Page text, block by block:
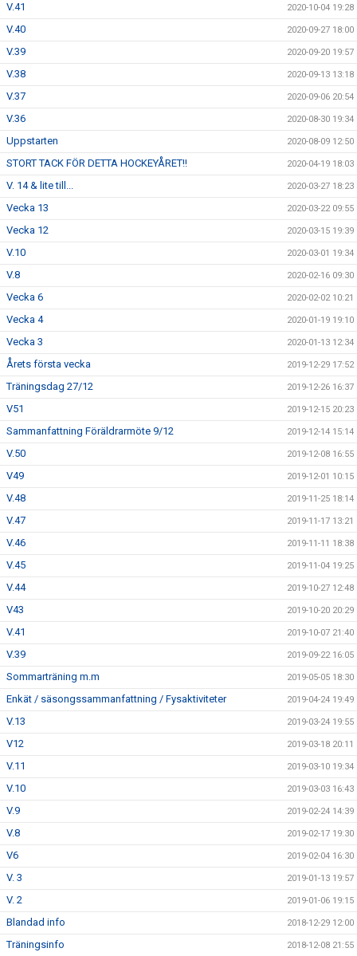
V.41 2020-10-04 19:28
V.40 2020-09-27 18:00
V.39 2020-09-20 19:57
V.38 2020-09-13 13:18
V.37 2020-09-06 20:54
V.36 2020-08-30 19:34
Uppstarten 2020-08-09 12:50
STORT TACK FÖR DETTA HOCKEYÅRET!! 2020-04-19 18:03
V. 14 & lite till... 2020-03-27 18:23
Vecka 13 2020-03-22 09:55
Vecka 12 2020-03-15 19:39
V.10 2020-03-01 19:34
V.8 2020-02-16 09:30
Vecka 6 2020-02-02 10:21
Vecka 4 2020-01-19 19:10
Vecka 3 2020-01-13 12:34
Årets första vecka 2019-12-29 17:52
Träningsdag 27/12 2019-12-26 16:37
V51 2019-12-15 20:23
Sammanfattning Föräldrarmöte 9/12 2019-12-14 15:14
V.50 2019-12-08 16:55
V49 2019-12-01 10:15
V.48 2019-11-25 18:14
V.47 2019-11-17 13:21
V.46 2019-11-11 18:38
V.45 2019-11-04 19:25
V.44 2019-10-27 12:48
V43 2019-10-20 20:29
V.41 2019-10-07 21:40
V.39 2019-09-22 16:05
Sommarträning m.m 2019-05-05 18:30
Enkät / säsongssammanfattning / Fysaktiviteter 2019-04-24 19:49
V.13 2019-03-24 19:55
V12 2019-03-18 20:11
V.11 2019-03-10 19:34
V.10 2019-03-03 16:43
V.9 2019-02-24 14:39
V.8 2019-02-17 19:30
V6 2019-02-04 16:30
V. 3 2019-01-13 19:57
V. 2 2019-01-06 19:15
Blandad info 2018-12-29 12:00
Träningsinfo 2018-12-08 21:55